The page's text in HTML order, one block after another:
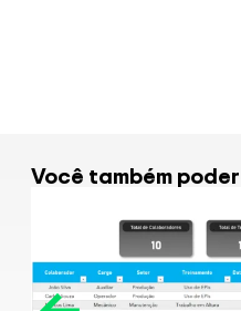
Você também